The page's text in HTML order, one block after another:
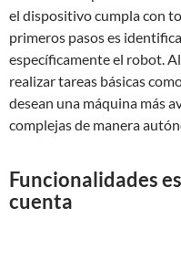
el dispositivo cumpla con
primeros pasos es
específicamente el robot.
realizar tareas básicas
desean una máquina más
complejas de manera
Funcionalidades
cuenta